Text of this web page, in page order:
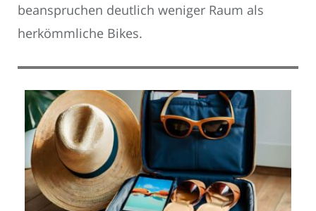
beanspruchen deutlich weniger Raum als
herkömmliche Bikes.